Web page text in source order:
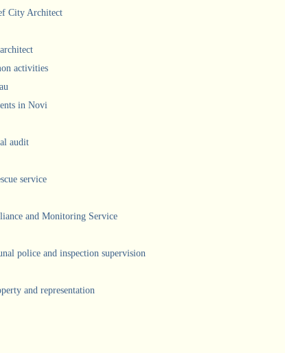
City Architect
activities
in Novi
audit
service
and Monitoring Service
police and inspection supervision
and representation